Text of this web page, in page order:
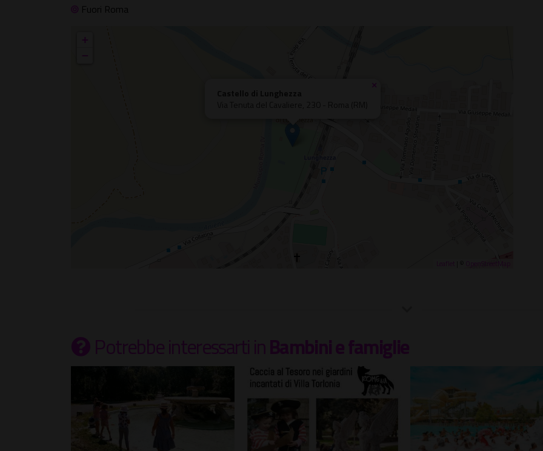
Fuori Roma
×
+
−
Potrebbe interessartiinBambini e famiglie